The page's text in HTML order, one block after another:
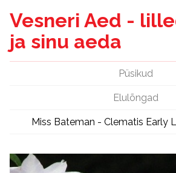
Vesneri Aed -
ja sinu aeda
Püsikud
Elulõngad
Miss Bateman - Clematis Early